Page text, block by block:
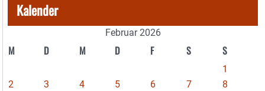
Kalender
Februar 2026
M D M D F S S
1
2
3 4 5 6 7
8